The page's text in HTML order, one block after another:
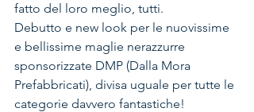
fatto del loro meglio, tutti.
Debutto e new look per le nuovissime
e bellissime maglie nerazzurre
sponsorizzate DMP (Dalla Mora
Prefabbricati), divisa uguale per tutte le
categorie davvero fantastiche!